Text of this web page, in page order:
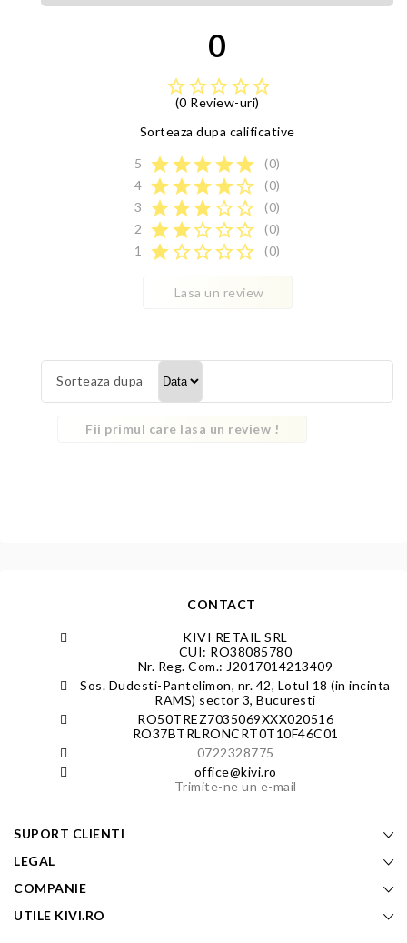
0
star_borderstar_borderstar_borderstar_borderstar_border
(0 Review-uri)
Sorteaza dupa calificative
5 starstarstarstarstar
(0)
4 starstarstarstarstar_border
(0)
3
starstarstarstar_borderstar_border
(0)
2
starstarstar_borderstar_borderstar_border
(0)
1
starstar_borderstar_borderstar_borderstar_border (0)
Lasa un review
Sorteaza dupa
Fii primul care lasa un review !
CONTACT
KIVI RETAIL SRL
CUI: RO38085780
Nr. Reg. Com.: J2017014213409
Sos. Dudesti-Pantelimon, nr. 42, Lotul 18 (in incinta
RAMS) sector 3, Bucuresti
RO50TREZ7035069XXX020516
RO37BTRLRONCRT0T10F46C01
0722328775
office@kivi.ro
Trimite-ne un e-mail
SUPORT CLIENTI
LEGAL
COMPANIE
UTILE KIVI.RO